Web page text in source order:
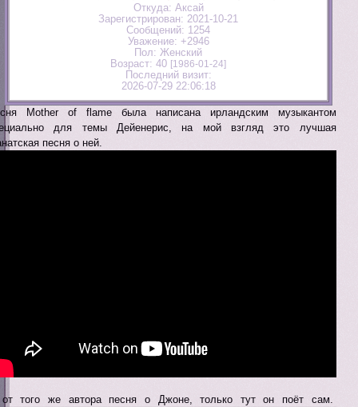
Откуда: Аксай
Зарегистрирован: 2021-10-21
Сообщений: 1254
Уважение: +2946
Пол: Женский
Возраст: 40 [1986-01-24]
Последний визит:
2026-07-29 22:06:18
Mother of flame была написана ирландским музыкантом
для темы Дейенерис, на мой взгляд это лучшая
песня о ней.
того же автора песня о Джоне, только тут он поёт сам.